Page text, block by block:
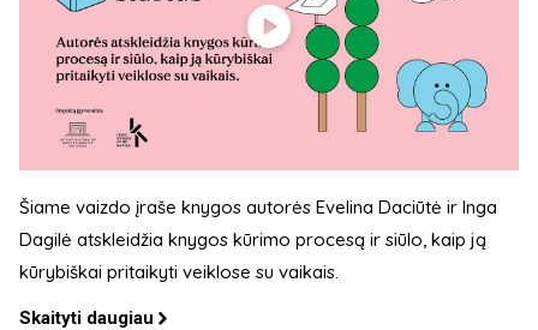
Šiame vaizdo įraše knygos autorės Evelina Daciūtė ir Inga
Dagilė atskleidžia knygos kūrimo procesą ir siūlo, kaip ją
kūrybiškai pritaikyti veiklose su vaikais.
Skaityti daugiau